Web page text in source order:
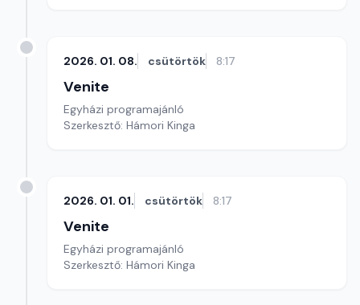
2026. 01. 08. csütörtök 8:17
Venite
Egyházi programajánló
Szerkesztő: Hámori Kinga
2026. 01. 01. csütörtök 8:17
Venite
Egyházi programajánló
Szerkesztő: Hámori Kinga